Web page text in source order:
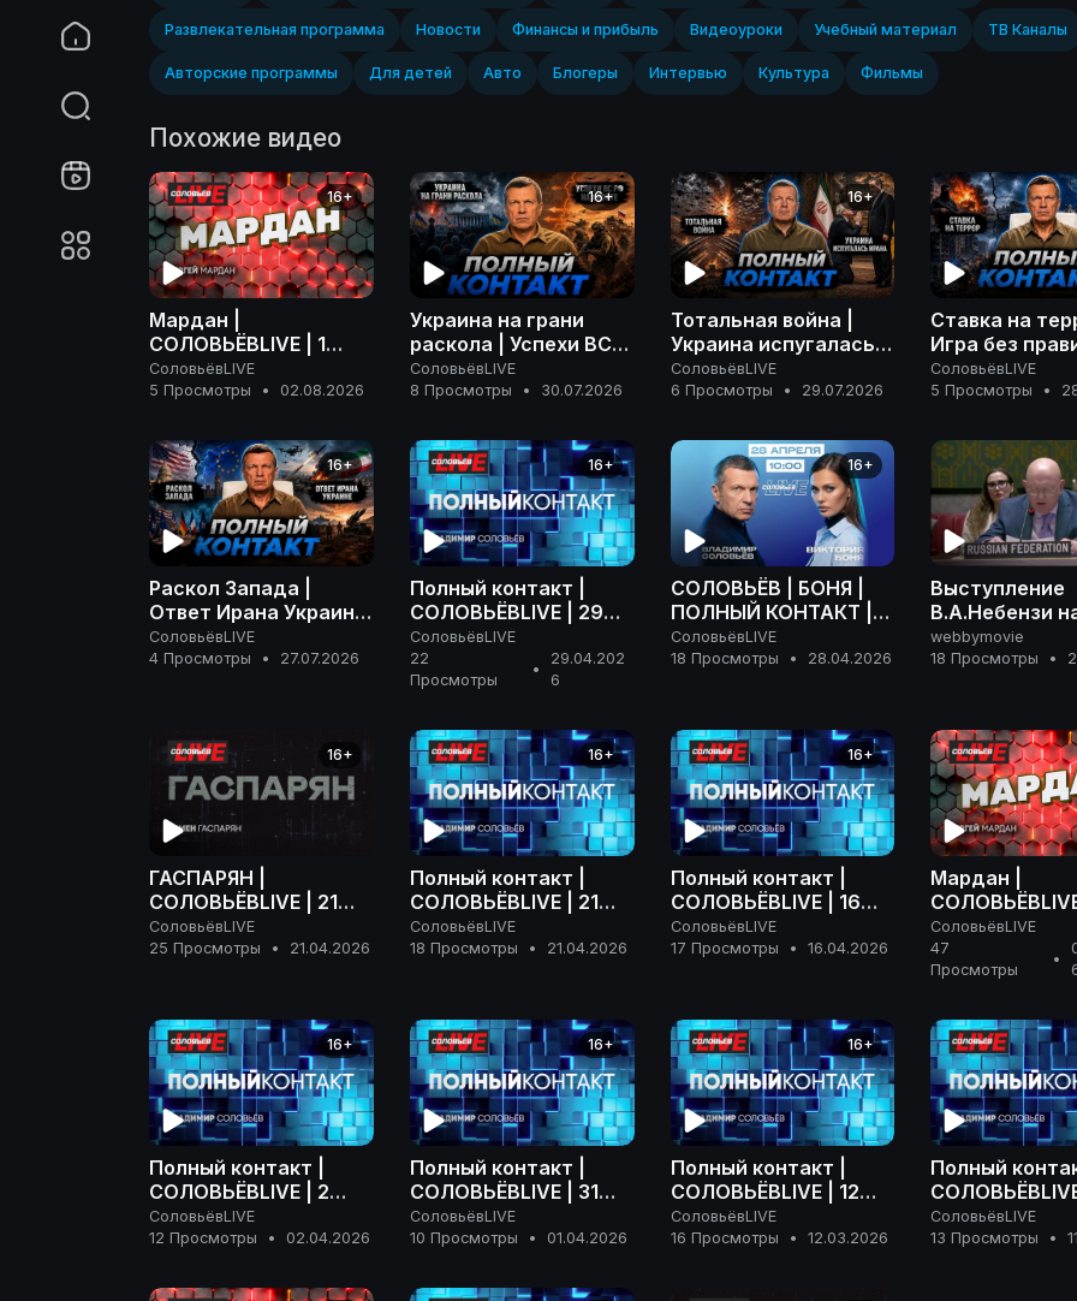
Развлекательная программа Новости Финансы и прибыль Видеоуроки Учебный материал ТВ Каналы
Авторские программы Для детей Авто Блогеры Интервью Культура Фильмы
Похожие видео
16+
Мардан |
СОЛОВЬЁВLIVE | 1
августа 2026 года
СоловьёвLIVE
5 Просмотры
• 02.08.2026
16+
Украина на грани
раскола | Успехи ВС
РФ на фронте |
Ненависть Запада |
июля 2026
СоловьёвLIVE
8 Просмотры
• 30.07.2026
16+
Тотальная война |
Украина испугалась
Ирана | Розыск
Дурова | Полный
2026 года
СоловьёвLIVE
6 Просмотры
• 29.07.2026
Ставка на
Игра без
расплаты |
контакт | 28
СоловьёвLIVE
5 Просмотры
•
16+
Раскол Запада |
Ответ Ирана Украине
| На грани эскалации
| Полный контакт | 27
СоловьёвLIVE
4 Просмотры
• 27.07.2026
16+
Полный контакт |
СОЛОВЬЁВLIVE | 29
апреля 2026 года
СоловьёвLIVE
22
Просмотры
•
29.04.202
6
16+
СОЛОВЬËВ | БОНЯ |
ПОЛНЫЙ КОНТАКТ |
СПЕЦЭФИР | 28
АПРЕЛЯ 2026 |
СоловьёвLIVE
18 Просмотры
• 28.04.2026
Выступление
В.А.Небензи
заседании
webbymovie
18 Просмотры
•
16+
ГАСПАРЯН |
СОЛОВЬЁВLIVE | 21
апреля 2026 года
СоловьёвLIVE
25 Просмотры
• 21.04.2026
16+
Полный контакт |
СОЛОВЬЁВLIVE | 21
апреля 2026 года
СоловьёвLIVE
18 Просмотры
• 21.04.2026
16+
Полный контакт |
СОЛОВЬЁВLIVE | 16
апреля 2026 года
СоловьёвLIVE
17 Просмотры
• 16.04.2026
Мардан |
апреля 2026
СоловьёвLIVE
47
Просмотры
•
16+
Полный контакт |
СОЛОВЬЁВLIVE | 2
апреля 2026 года
СоловьёвLIVE
12 Просмотры
• 02.04.2026
16+
Полный контакт |
СОЛОВЬЁВLIVE | 31
марта 2026 года
СоловьёвLIVE
10 Просмотры
• 01.04.2026
16+
Полный контакт |
СОЛОВЬЁВLIVE | 12
марта 2026 года
СоловьёвLIVE
16 Просмотры
• 12.03.2026
Полный
марта 2026
СоловьёвLIVE
13 Просмотры
•